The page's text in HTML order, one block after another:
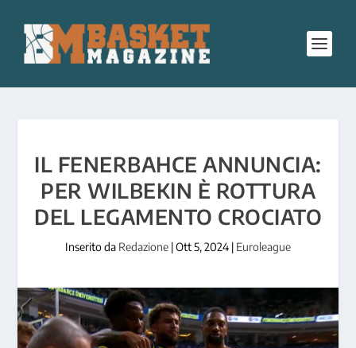
IL FENERBAHCE ANNUNCIA:
PER WILBEKIN È ROTTURA
DEL LEGAMENTO CROCIATO
Inserito da Redazione |Ott 5, 2024 | Euroleague